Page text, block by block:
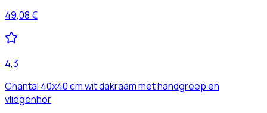
49,08 €
4,3
Chantal 40x40 cm wit dakraam met handgreep en
vliegenhor